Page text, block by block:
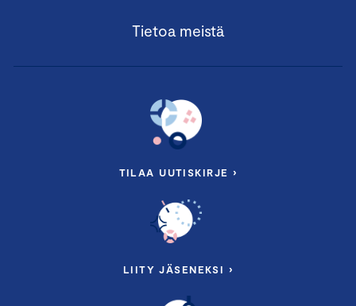
Tietoa meistä
TILAA UUTISKIRJE ›
LIITY JÄSENEKSI ›